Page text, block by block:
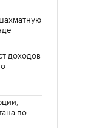
доходов
по